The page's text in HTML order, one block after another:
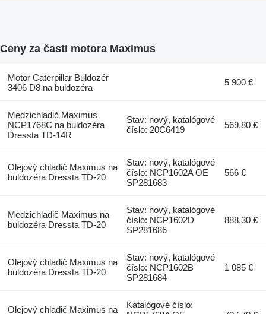
Ceny za časti motora Maximus
Motor Caterpillar Buldozér
3406 D8 na buldozéra
5 900 €
Medzichladič Maximus
NCP1768C na buldozéra
Dressta TD-14R
Stav: nový, katalógové
číslo: 20C6419
569,80 €
Olejový chladič Maximus na
buldozéra Dressta TD-20
Stav: nový, katalógové
číslo: NCP1602A OE
SP281683
566 €
Medzichladič Maximus na
buldozéra Dressta TD-20
Stav: nový, katalógové
číslo: NCP1602D
SP281686
888,30 €
Olejový chladič Maximus na
buldozéra Dressta TD-20
Stav: nový, katalógové
číslo: NCP1602B
SP281684
1 085 €
Olejový chladič Maximus na
Katalógové číslo: